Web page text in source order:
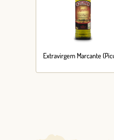
Extravirgem Marcante